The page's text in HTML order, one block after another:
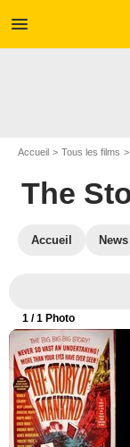
menu
Accueil Tous les films
The
Accueil News
1 / 1 Photo